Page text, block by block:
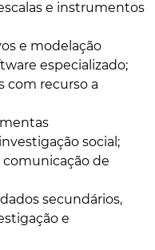
e instrumentos
e modelação
especializado;
com recurso a
social;
comunicação de
secundários,
e